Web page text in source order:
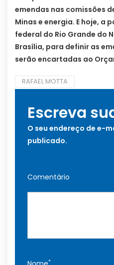
emendas nas comissões
Minas e energia. E hoje, a
federal do Rio Grande do
Brasília, para definir as
serão encartadas ao
RAFAEL MOTTA
Escreva
O seu endereço de e-
publicado.
Comentário
*